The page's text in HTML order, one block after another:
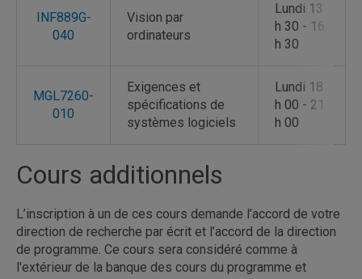
INF889G-
040
Vision par
ordinateurs
Lundi 13
h 30 - 16
h 30
MGL7260-
010
Exigences et
spécifications de
systèmes logiciels
Lundi 18
h 00 - 21
h 00
Cours additionnels
L’inscription à un de ces cours demande l’accord de votre
direction de recherche par écrit et l’accord de la direction
de programme. Ce cours sera considéré comme à
l'extérieur de la banque des cours du programme et